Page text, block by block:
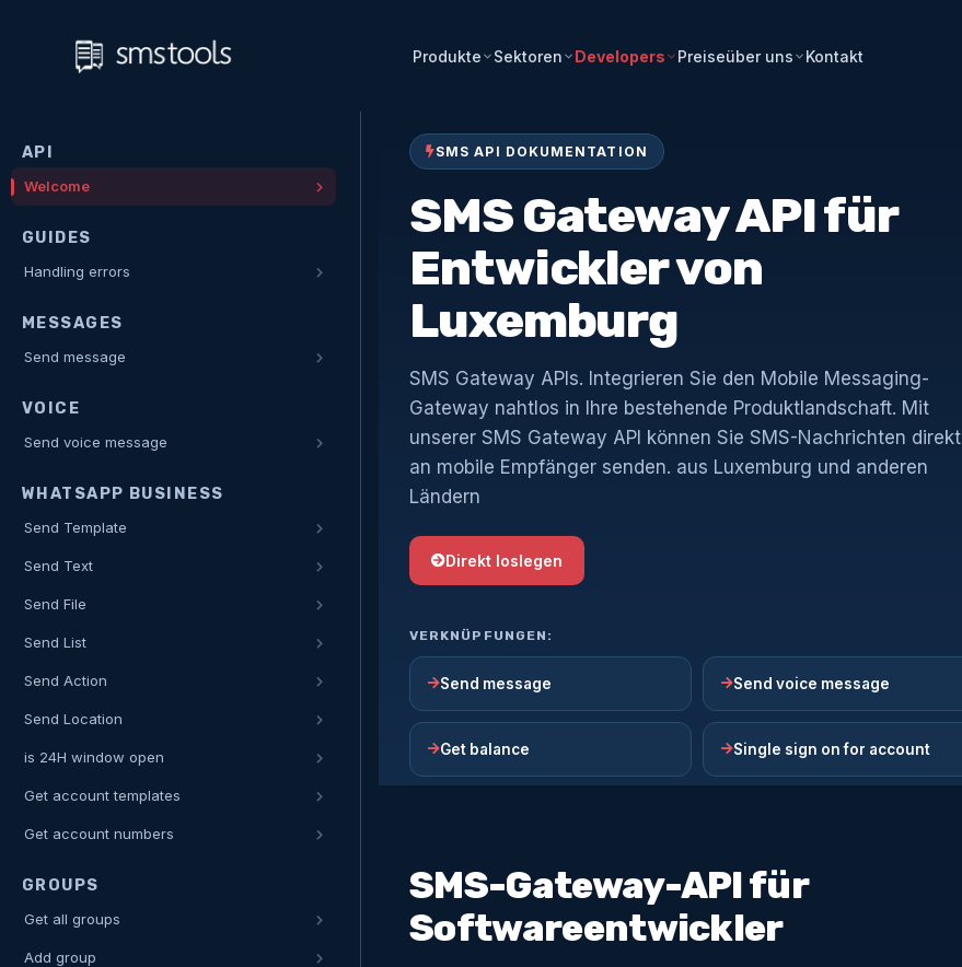
Produkte Sektoren Developers Preiseüber uns Kontakt
API
Welcome
GUIDES
Handling errors
MESSAGES
Send message
VOICE
Send voice message
WHATSAPP BUSINESS
Send Template
Send Text
Send File
Send List
Send Action
Send Location
is 24H window open
Get account templates
Get account numbers
GROUPS
Get all groups
Add group
SMS API DOKUMENTATION
SMS Gateway API für
Entwickler von
Luxemburg
SMS Gateway APIs. Integrieren Sie den Mobile Messaging-
Gateway nahtlos in Ihre bestehende Produktlandschaft. Mit
unserer SMS Gateway API können Sie SMS-Nachrichten direkt
an mobile Empfänger senden. aus Luxemburg und anderen
Ländern
Direkt loslegen
VERKNÜPFUNGEN:
Send message Send voice message
Get balance Single sign on for account
SMS-Gateway-API für
Softwareentwickler